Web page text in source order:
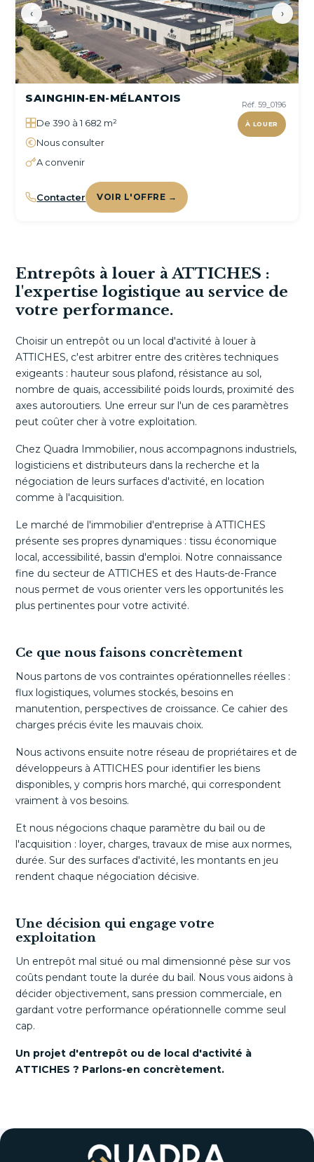
‹ ›
Réf. 59_0196
À LOUER
SAINGHIN-EN-MÉLANTOIS
De 390 à 1 682 m²
Nous consulter
A convenir
Contacter VOIR L'OFFRE →
Entrepôts à louer à ATTICHES :
l'expertise logistique au service de
votre performance.
Choisir un entrepôt ou un local d'activité à louer à
ATTICHES, c'est arbitrer entre des critères techniques
exigeants : hauteur sous plafond, résistance au sol,
nombre de quais, accessibilité poids lourds, proximité des
axes autoroutiers. Une erreur sur l'un de ces paramètres
peut coûter cher à votre exploitation.
Chez Quadra Immobilier, nous accompagnons industriels,
logisticiens et distributeurs dans la recherche et la
négociation de leurs surfaces d'activité, en location
comme à l'acquisition.
Le marché de l'immobilier d'entreprise à ATTICHES
présente ses propres dynamiques : tissu économique
local, accessibilité, bassin d'emploi. Notre connaissance
fine du secteur de ATTICHES et des Hauts-de-France
nous permet de vous orienter vers les opportunités les
plus pertinentes pour votre activité.
Ce que nous faisons concrètement
Nous partons de vos contraintes opérationnelles réelles :
flux logistiques, volumes stockés, besoins en
manutention, perspectives de croissance. Ce cahier des
charges précis évite les mauvais choix.
Nous activons ensuite notre réseau de propriétaires et de
développeurs à ATTICHES pour identifier les biens
disponibles, y compris hors marché, qui correspondent
vraiment à vos besoins.
Et nous négocions chaque paramètre du bail ou de
l'acquisition : loyer, charges, travaux de mise aux normes,
durée. Sur des surfaces d'activité, les montants en jeu
rendent chaque négociation décisive.
Une décision qui engage votre
exploitation
Un entrepôt mal situé ou mal dimensionné pèse sur vos
coûts pendant toute la durée du bail. Nous vous aidons à
décider objectivement, sans pression commerciale, en
gardant votre performance opérationnelle comme seul
cap.
Un projet d'entrepôt ou de local d'activité à
ATTICHES ? Parlons-en concrètement.